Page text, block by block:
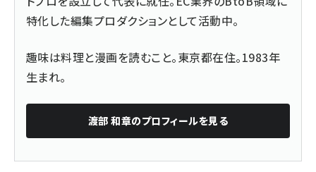
特化した編集プロダクションとして活動中。
趣味は料理と漫画を読むこと。東京都在住。1983年
生まれ。
渡部 和章のプロフィールを見る